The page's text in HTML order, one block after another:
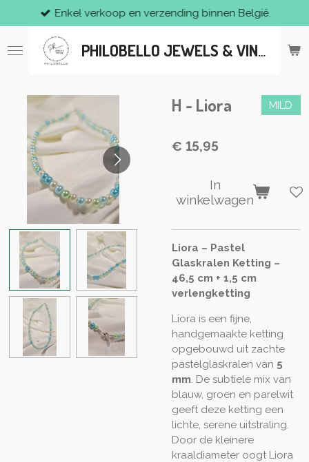
direct
naar
de
PHILOBELLO JEWELS & VINTAGE
Enkel verkoop en verzending binnen België.
H - Liora MILD
€ 15,95
In
winkelwagen
Liora – Pastel
Glaskralen Ketting –
46,5 cm + 1,5 cm
verlengketting
Liora is een fijne,
handgemaakte ketting
opgebouwd uit zachte
pastelglaskralen van 5
mm. De subtiele mix van
blauw, groen en parelwit
geeft deze ketting een
lichte, serene uitstraling.
Door de kleinere
kraaldiameter oogt Liora